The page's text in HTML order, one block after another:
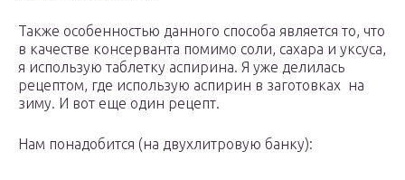
Также особенностью данного способа является то, что
в качестве консерванта помимо соли, сахара и уксуса,
я использую таблетку аспирина. Я уже делилась
рецептом, где использую аспирин в заготовках на
зиму. И вот еще один рецепт.
Нам понадобится (на двухлитровую банку):